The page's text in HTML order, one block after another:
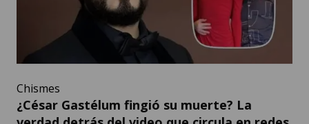
Chismes
¿César Gastélum fingió su muerte? La